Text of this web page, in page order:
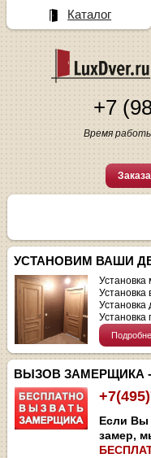
+7
Время
УСТАНОВИМ ВАШИ
Установка
Установка
Установка
Установка
ВЫЗОВ ЗАМЕРЩИКА
Если Вы
замер,
Каталог